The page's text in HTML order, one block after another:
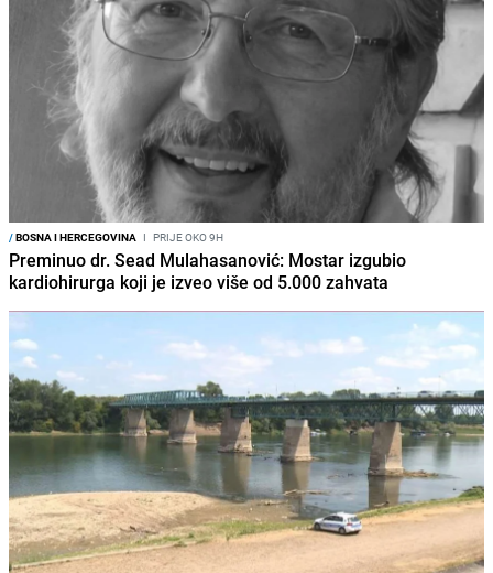
/BOSNA I HERCEGOVINA I PRIJE OKO 9H
Preminuo dr. Sead Mulahasanović: Mostar izgubio
kardiohirurga koji je izveo više od 5.000 zahvata